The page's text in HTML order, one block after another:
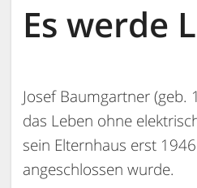
Es werde
Josef Baumgartner (geb.
das Leben ohne
sein Elternhaus erst
angeschlossen wurde.